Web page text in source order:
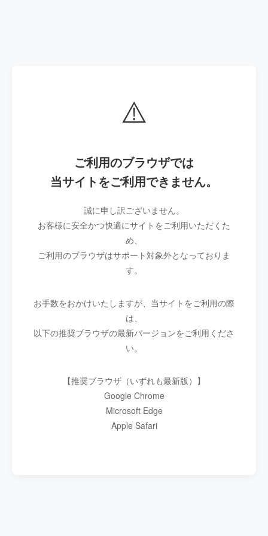
⚠️
ご利用のブラウザでは
当サイトをご利用できません。
誠に申し訳ございません。
お客様に安全かつ快適にサイトをご利用いただくた
め、
ご利用のブラウザはサポート対象外となっておりま
す。
お手数をおかけいたしますが、当サイトをご利用の際
は、
以下の推奨ブラウザの最新バージョンをご利用くださ
い。
【推奨ブラウザ（いずれも最新版）】
Google Chrome
Microsoft Edge
Apple Safari